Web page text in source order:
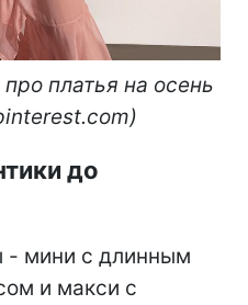
платья на осень
до
- мини с длинным
и макси с